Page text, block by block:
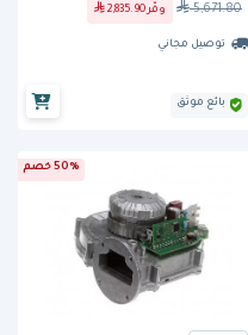
5,671.80 وفّر 2,835.90
توصيل مجاني
بائع موثق
50% خصم